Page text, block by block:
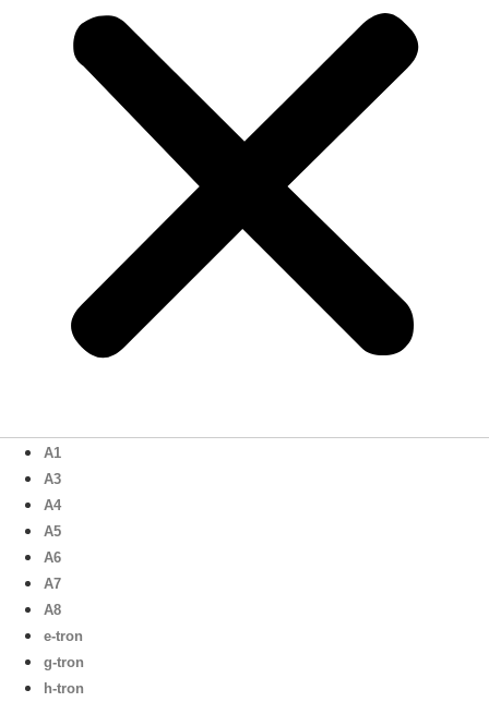
A1
A3
A4
A5
A6
A7
A8
e-tron
g-tron
h-tron